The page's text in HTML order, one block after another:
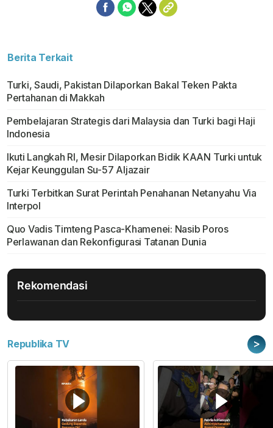
Berita Terkait
Turki, Saudi, Pakistan Dilaporkan Bakal Teken Pakta
Pertahanan di Makkah
Pembelajaran Strategis dari Malaysia dan Turki bagi Haji
Indonesia
Ikuti Langkah RI, Mesir Dilaporkan Bidik KAAN Turki untuk
Kejar Keunggulan Su-57 Aljazair
Turki Terbitkan Surat Perintah Penahanan Netanyahu Via
Interpol
Quo Vadis Timteng Pasca-Khamenei: Nasib Poros
Perlawanan dan Rekonfigurasi Tatanan Dunia
Rekomendasi
Republika TV >